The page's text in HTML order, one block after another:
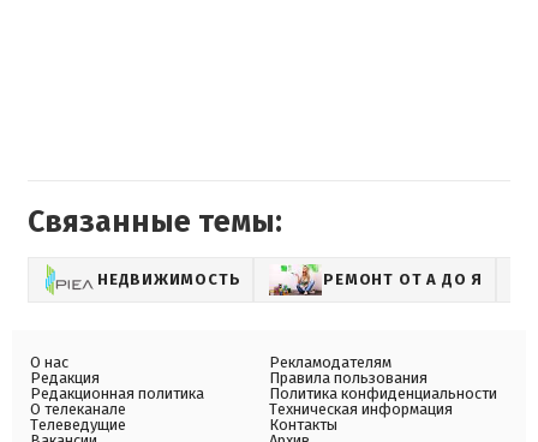
Связанные темы:
НЕДВИЖИМОСТЬ РЕМОНТ ОТ А ДО Я
О нас
Редакция
Редакционная политика
О телеканале
Телеведущие
Рекламодателям
Правила пользования
Политика конфиденциальности
Техническая информация
Контакты